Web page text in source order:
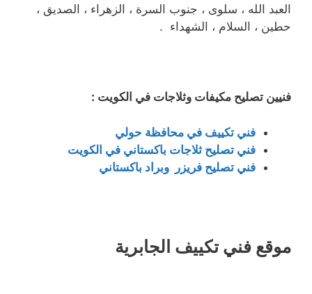
العبد الله ، سلوى ، جنوب السرة ، الزهراء ، الصديق ،
حطين ، السلام ، الشهداء .
فنيين تصليح مكيفات وثلاجات في الكويت :
فني تكييف في محافظة حولي
فني تصليح ثلاجات باكستاني في الكويت
فني تصليح فريزر وبراد باكستاني
موقع فني تكييف الجابرية